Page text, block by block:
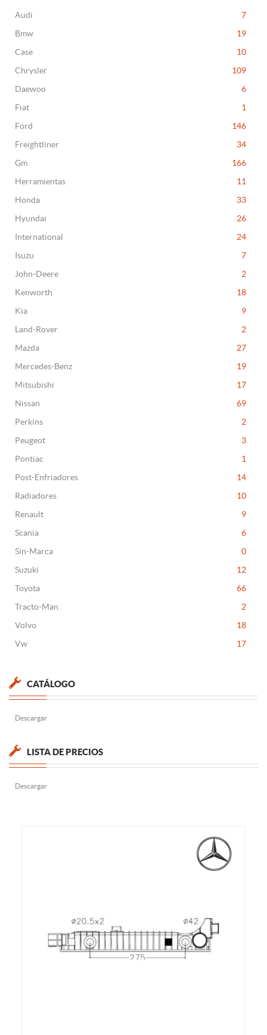
Audi
7
Bmw
19
Case
10
Chrysler
109
Daewoo
6
Fiat
1
Ford
146
Freightliner
34
Gm
166
Herramientas
11
Honda
33
Hyundai
26
International
24
Isuzu
7
John-Deere
2
Kenworth
18
Kia
9
Land-Rover
2
Mazda
27
Mercedes-Benz
19
Mitsubishi
17
Nissan
69
Perkins
2
Peugeot
3
Pontiac
1
Post-Enfriadores
14
Radiadores
10
Renault
9
Scania
6
Sin-Marca
0
Suzuki
12
Toyota
66
Tracto-Man
2
Volvo
18
Vw
17
CATÁLOGO
Descargar
LISTA DE PRECIOS
Descargar